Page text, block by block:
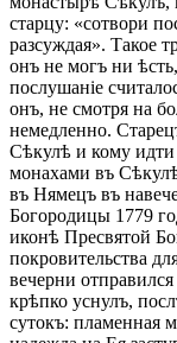
старцу: «сотвори
разсуждая». Такое
онъ не могъ ни
послушаніе
онъ, не смотря на
немедленно.
Сѣкулѣ и кому
монахами въ
въ Нямецъ въ
Богородицы 1779
иконѣ Пресвятой
покровительства
вечерни
крѣпко уснулъ,
сутокъ: пламенная